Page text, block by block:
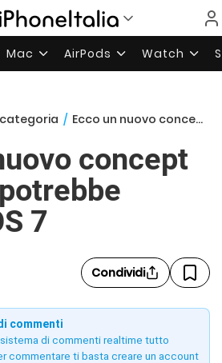
Mac AirPods Watch
/ Ecco un nuovo concept su come potrebbe essere iOS 7
concept
7
Condividi
commenti
di commenti realtime tutto
commentare ti basta creare un account